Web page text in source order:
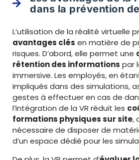
dans la prévention
L’utilisation de la réalité virtuelle
avantages clés en matière de
risques. D’abord, elle permet une
rétention des informations par
immersive. Les employés, en
impliqués dans des simulations,
gestes à effectuer en cas de
l’intégration de la VR réduit les
formations physiques sur site,
nécessaire de disposer de
d’un espace dédié pour les